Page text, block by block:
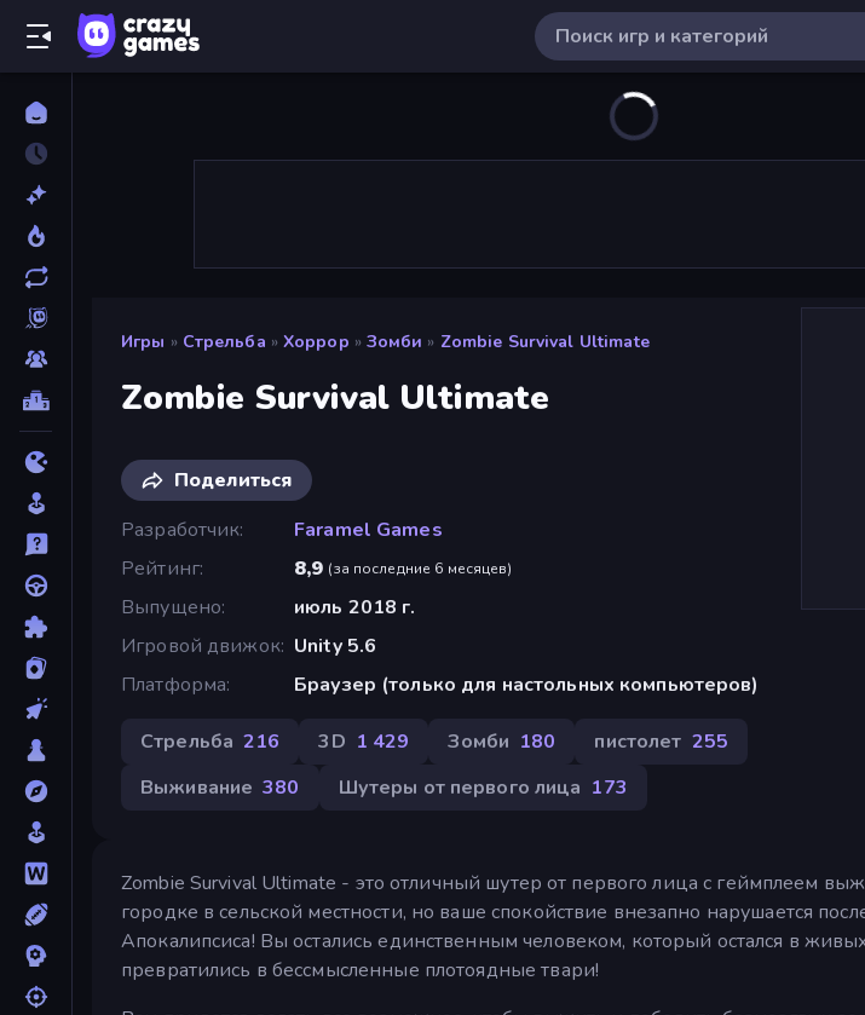
Игры » Стрельба » Хоррор » Зомби » Zombie Survival Ultimate
Zombie Survival Ultimate
Поделиться
Разработчик
Faramel Games
Рейтинг
8,9 (за последние 6 месяцев)
Выпущено
июль 2018 г.
Игровой движок Unity 5.6
Платформа
Браузер (только для настольных компьютеров)
Стрельба 216 3D 1 429 Зомби 180 пистолет 255
Выживание 380 Шутеры от первого лица 173
Zombie Survival Ultimate - это отличный шутер от первого лица с геймплеем
городке в сельской местности, но ваше спокойствие внезапно нарушается
Апокалипсиса! Вы остались единственным человеком, который остался в
превратились в бессмысленные плотоядные твари!